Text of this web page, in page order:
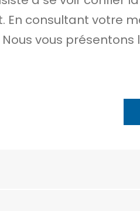
En consultant votre
vous présentons